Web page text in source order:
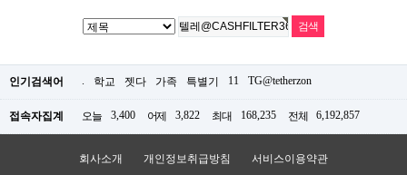
인기검색어 . 학교 젯다 가족 특별기 11 TG@tetherzon
접속자집계 오늘 3,400 어제 3,822 최대 168,235 전체 6,192,857
회사소개 개인정보취급방침 서비스이용약관